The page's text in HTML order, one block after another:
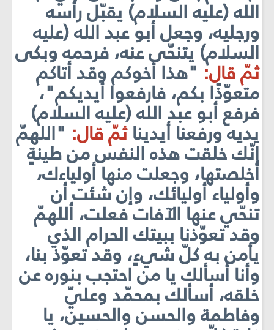
الله (عليه السلام) يقبّل رأسه
ورجليه، وجعل أبو عبد الله (عليه
السلام) يتنحّى عنه، فرحمه وبكى
ثمّ قال: "هذا أخوكم وقد أتاكم
متعوّذًا بكم، فارفعوا أيديكم"،
فرفع أبو عبد الله (عليه السلام)
يديه ورفعنا أيدينا ثمّ قال: "اللهمّ
إنّك خلقت هذه النفس من طينةٍ
أخلصتها، وجعلت منها أولياءك،
وأولياء أوليائك، وإن شئت أن
تنحّي عنها الآفات فعلت، أللهمّ
وقد تعوّذنا ببيتك الحرام الذي
يأمن به كلّ شيءٍ، وقد تعوّذ بنا،
وأنا أسألك يا من احتجب بنوره عن
خلقه، أسألك بمحمّد وعليّ
وفاطمة والحسن والحسين، يا